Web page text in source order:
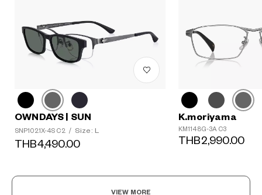
OWNDAYS | SUN
SNP1021X-4S C2 / Size: L
THB4,490.00
K.moriyama
KM1148G-3A C3
THB2,990.00
VIEW MORE